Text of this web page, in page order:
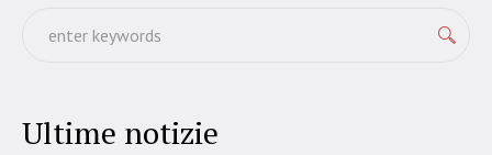
Ultime notizie